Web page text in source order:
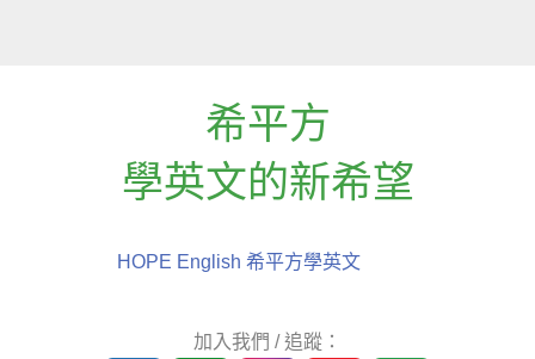
希平方
學英文的新希望
HOPE English 希平方學英文
加入我們 / 追蹤：